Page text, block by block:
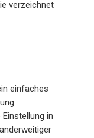
verzeichnet
einfaches
in